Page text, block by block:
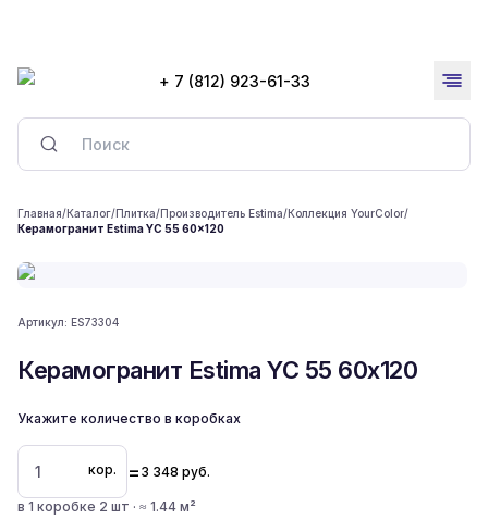
+ 7 (812) 923-61-33
Главная/Каталог/Плитка/Производитель Estima/Коллекция YourColor/
Керамогранит Estima YC 55 60x120
Артикул: ES73304
Керамогранит Estima YC 55 60x120
Укажите количество в коробках
кор. = 3 348 руб.
в 1 коробке 2 шт · ≈ 1.44 м²